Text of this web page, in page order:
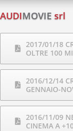
AUDIMOVIE srl
2017/01/18
OLTRE 100
2016/12/14
GENNAIO-
2016/11/09
CINEMA A